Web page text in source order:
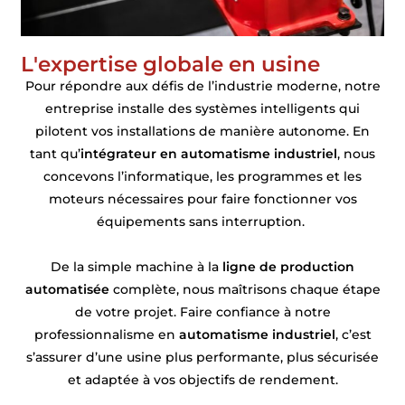
L'expertise globale en usine
Pour répondre aux défis de l’industrie moderne, notre
entreprise installe des systèmes intelligents qui
pilotent vos installations de manière autonome. En
tant qu’intégrateur en automatisme industriel, nous
concevons l’informatique, les programmes et les
moteurs nécessaires pour faire fonctionner vos
équipements sans interruption.
De la simple machine à la ligne de production
automatiséecomplète, nous maîtrisons chaque étape
de votre projet. Faire confiance à notre
professionnalisme en automatisme industriel, c’est
s’assurer d’une usine plus performante, plus sécurisée
et adaptée à vos objectifs de rendement.